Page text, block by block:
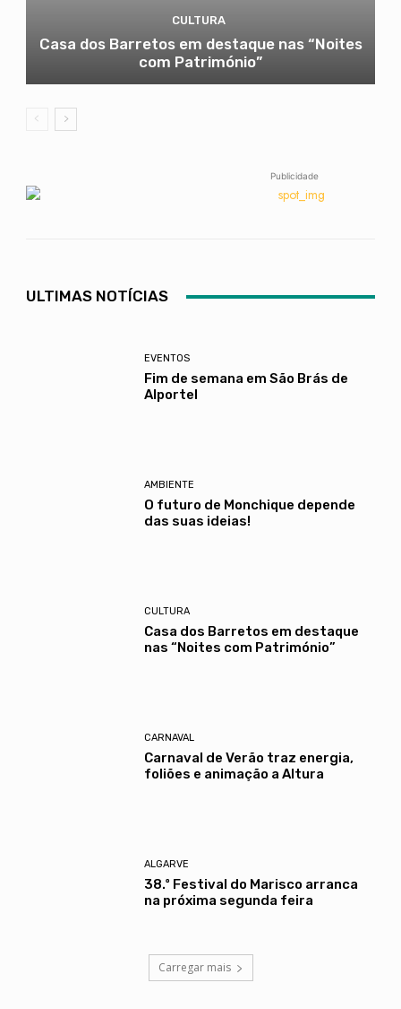
CULTURA
Casa dos Barretos em destaque nas “Noites
com Património”
Publicidade
ULTIMAS NOTÍCIAS
EVENTOS
Fim de semana em São Brás de
Alportel
AMBIENTE
O futuro de Monchique depende
das suas ideias!
CULTURA
Casa dos Barretos em destaque
nas “Noites com Património”
CARNAVAL
Carnaval de Verão traz energia,
foliões e animação a Altura
ALGARVE
38.º Festival do Marisco arranca
na próxima segunda feira
Carregar mais